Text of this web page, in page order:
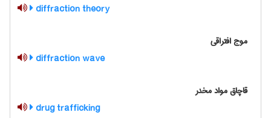
diffraction theory
موج افتراقی
diffraction wave
قاچاق مواد مخدر
drug trafficking